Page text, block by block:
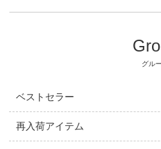
グル
ベストセラー
再入荷アイテム